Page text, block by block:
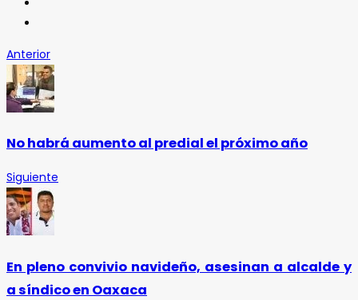
Anterior
No habrá aumento al predial el próximo año
Siguiente
En pleno convivio navideño, asesinan a alcalde y
a síndico en Oaxaca